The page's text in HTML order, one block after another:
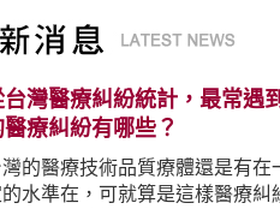
台灣醫療糾紛統計，最常遇
醫療糾紛有哪些？
灣的醫療技術品質療體還是有在
的水準在，可就算是這樣醫療糾